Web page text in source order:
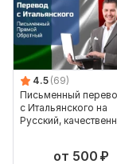
4.5 (69)
Письменный
с Итальянского на
Русский,
от 500 ₽